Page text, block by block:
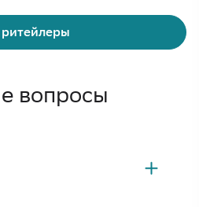
ритейлеры
вопросы